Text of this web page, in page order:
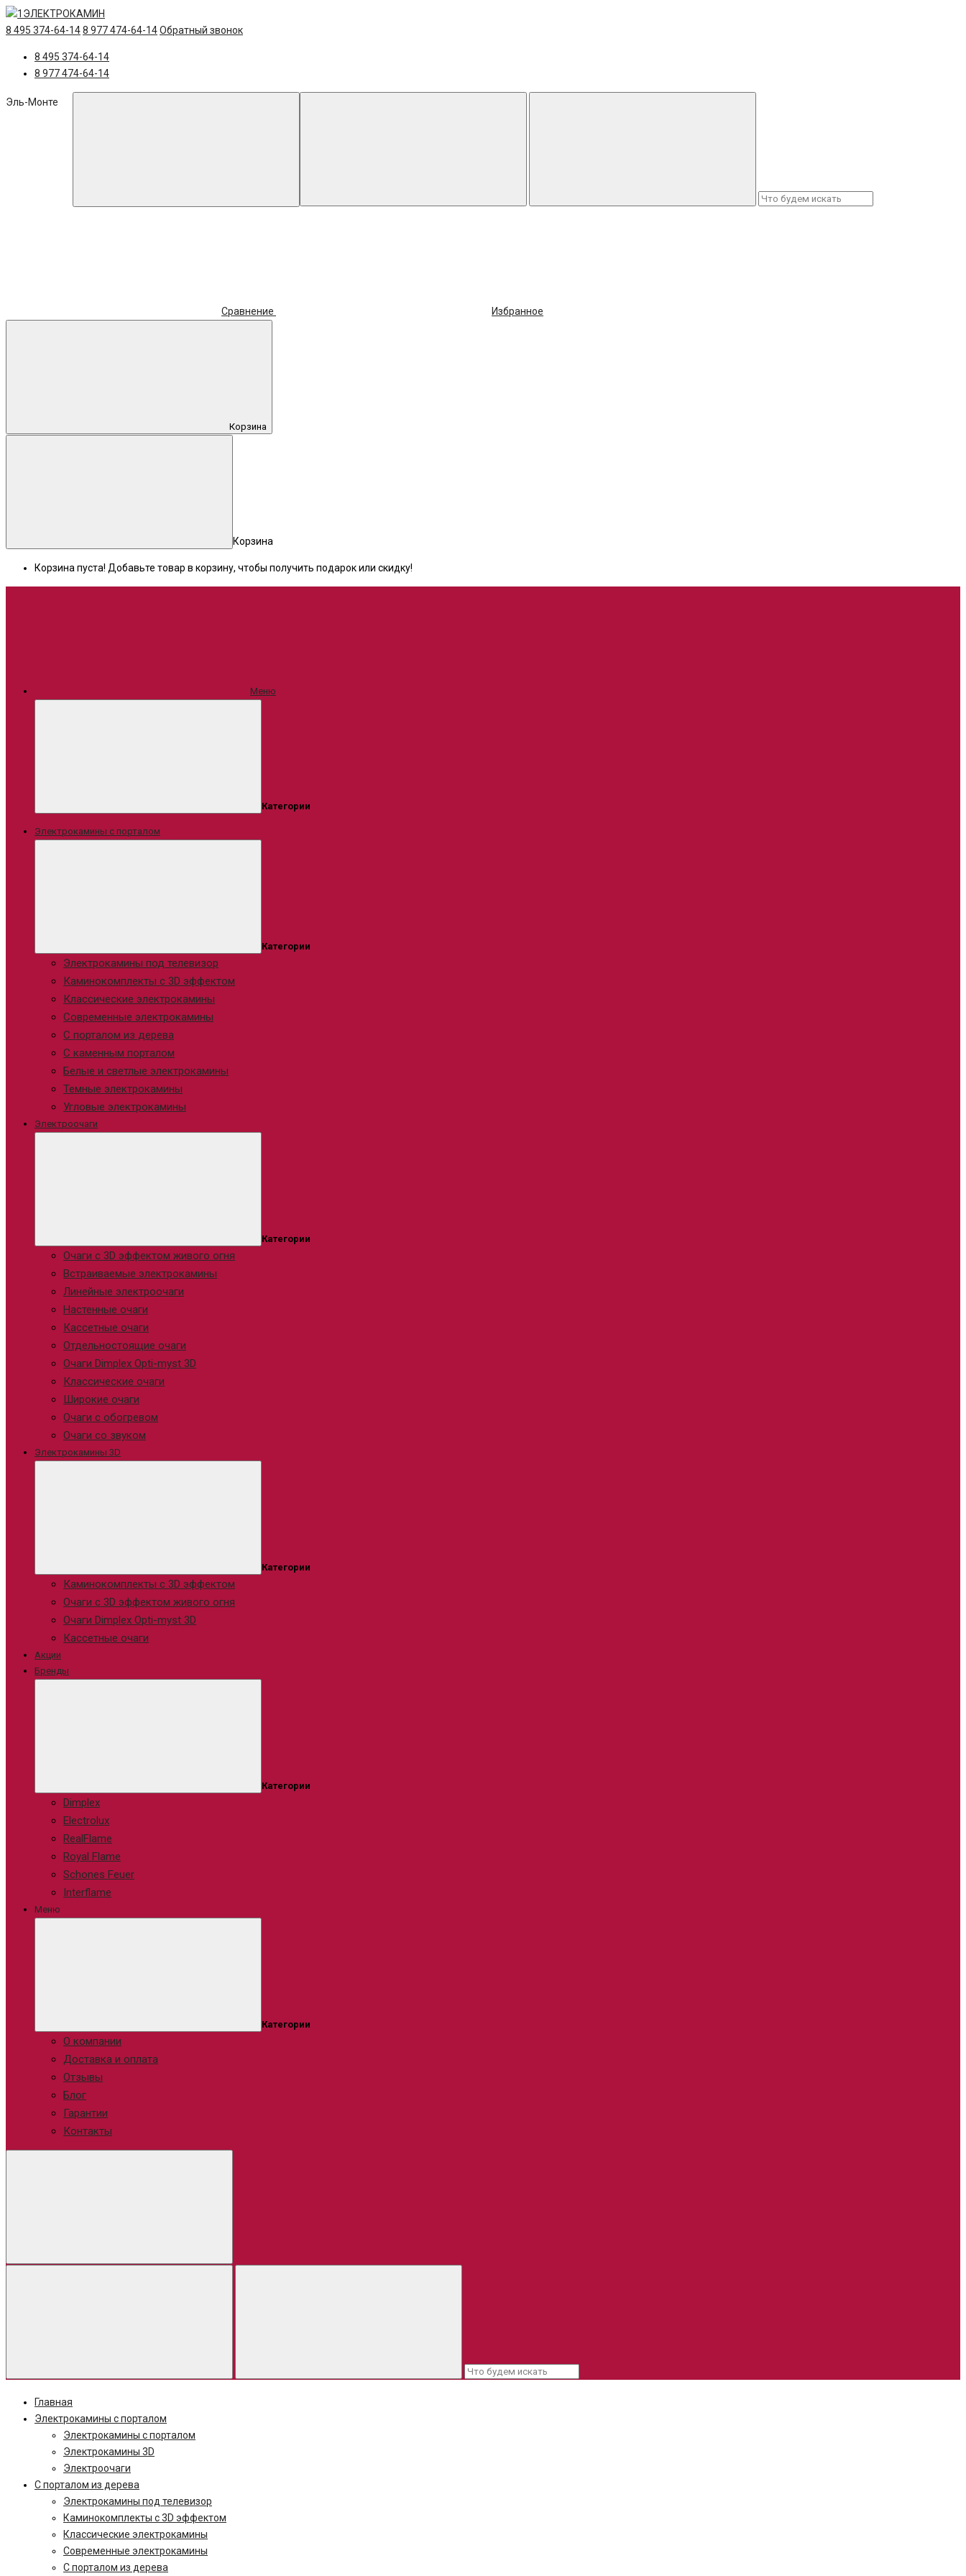
8 495 374-64-148 977 474-64-14Обратный звонок
8 495 374-64-14
8 977 474-64-14
Эль-Монте
Сравнение Избранное
Корзина
Корзина
Корзина пуста! Добавьте товар в корзину, чтобы получить подарок или скидку!
Меню
Категории
Электрокамины с порталом
Категории
Электрокамины под телевизор
Каминокомплекты с 3D эффектом
Классические электрокамины
Современные электрокамины
С порталом из дерева
С каменным порталом
Белые и светлые электрокамины
Темные электрокамины
Угловые электрокамины
Электроочаги
Категории
Очаги с 3D эффектом живого огня
Встраиваемые электрокамины
Линейные электроочаги
Настенные очаги
Кассетные очаги
Отдельностоящие очаги
Очаги Dimplex Opti-myst 3D
Классические очаги
Широкие очаги
Очаги с обогревом
Очаги со звуком
Электрокамины 3D
Категории
Каминокомплекты с 3D эффектом
Очаги с 3D эффектом живого огня
Очаги Dimplex Opti-myst 3D
Кассетные очаги
Акции
Бренды
Категории
Dimplex
Electrolux
RealFlame
Royal Flame
Schones Feuer
Interflame
Меню
Категории
О компании
Доставка и оплата
Отзывы
Блог
Гарантии
Контакты
Главная
Электрокамины с порталом
Электрокамины с порталом
Электрокамины 3D
Электроочаги
С порталом из дерева
Электрокамины под телевизор
Каминокомплекты с 3D эффектом
Классические электрокамины
Современные электрокамины
С порталом из дерева